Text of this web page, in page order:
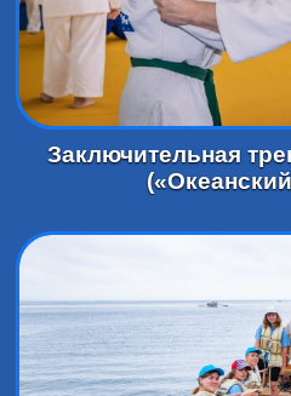
Заключительная